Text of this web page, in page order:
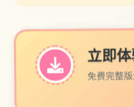
立即
免费完整